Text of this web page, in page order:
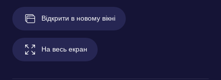
Відкрити в новому вікні
На весь екран